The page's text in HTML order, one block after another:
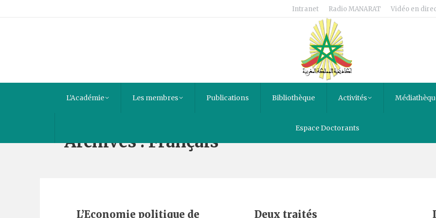
Intranet Radio MANARAT Vidéo en
L’Académie Les membres Publications Bibliothèque Activités
Espace Doctorants
Archives :Français
L’Economie politique de
Deux traités